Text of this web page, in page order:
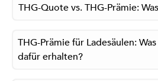
THG-Quote vs. THG-Prämie:
THG-Prämie für Ladesäulen:
dafür erhalten?